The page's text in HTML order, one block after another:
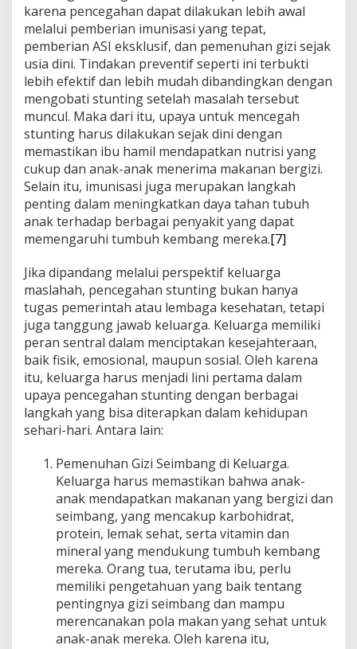
karena pencegahan dapat dilakukan lebih awal
melalui pemberian imunisasi yang tepat,
pemberian ASI eksklusif, dan pemenuhan gizi sejak
usia dini. Tindakan preventif seperti ini terbukti
lebih efektif dan lebih mudah dibandingkan dengan
mengobati stunting setelah masalah tersebut
muncul. Maka dari itu, upaya untuk mencegah
stunting harus dilakukan sejak dini dengan
memastikan ibu hamil mendapatkan nutrisi yang
cukup dan anak-anak menerima makanan bergizi.
Selain itu, imunisasi juga merupakan langkah
penting dalam meningkatkan daya tahan tubuh
anak terhadap berbagai penyakit yang dapat
memengaruhi tumbuh kembang mereka.[7]
Jika dipandang melalui perspektif keluarga
maslahah, pencegahan stunting bukan hanya
tugas pemerintah atau lembaga kesehatan, tetapi
juga tanggung jawab keluarga. Keluarga memiliki
peran sentral dalam menciptakan kesejahteraan,
baik fisik, emosional, maupun sosial. Oleh karena
itu, keluarga harus menjadi lini pertama dalam
upaya pencegahan stunting dengan berbagai
langkah yang bisa diterapkan dalam kehidupan
sehari-hari. Antara lain:
Pemenuhan Gizi Seimbang di Keluarga.
Keluarga harus memastikan bahwa anak-
anak mendapatkan makanan yang bergizi dan
seimbang, yang mencakup karbohidrat,
protein, lemak sehat, serta vitamin dan
mineral yang mendukung tumbuh kembang
mereka. Orang tua, terutama ibu, perlu
memiliki pengetahuan yang baik tentang
pentingnya gizi seimbang dan mampu
merencanakan pola makan yang sehat untuk
anak-anak mereka. Oleh karena itu,